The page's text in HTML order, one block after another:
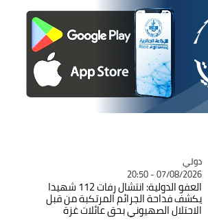
Catégorie
دولي
07/08/2026 - 20:50
العفو الدولية: انتشال رفات 112 شهيدا
يكشف فداحة الجرائم المرتكبة من قبل
الاحتلال الصهيوني بحق عائلات غزة